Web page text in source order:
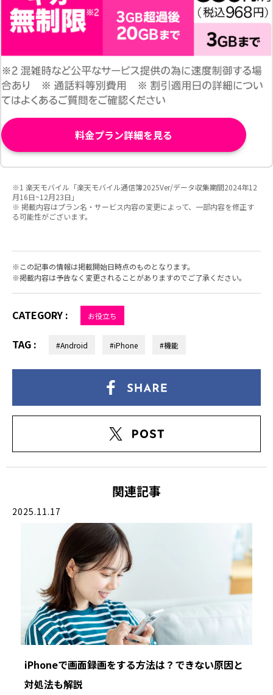
料金プラン詳細を見る
※1 楽天モバイル「楽天モバイル通信簿2025Ver/データ収集期間2024年12
月16日~12月23日」
※ 掲載内容はプラン名・サービス内容の変更によって、一部内容を修正す
る可能性がございます。
この記事の情報は掲載開始日時点のものとなります。
掲載内容は予告なく変更されることがありますのでご了承ください。
CATEGORY : お役立ち
TAG : #Android #iPhone #機能
関連記事
2025.11.17
iPhoneで画面録画をする方法は？できない原因と
対処法も解説